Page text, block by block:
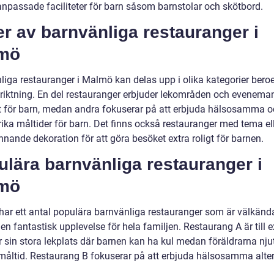
faciliteter för barn såsom barnstolar och skötbord.
av barnvänliga restauranger i
restauranger i Malmö kan delas upp i olika kategorier
En del restauranger erbjuder lekområden och
för barn, medan andra fokuserar på att erbjuda hälsosamma
måltider för barn. Det finns också restauranger med tema
dekoration för att göra besöket extra roligt för barnen.
barnvänliga restauranger i
ett antal populära barnvänliga restauranger som är
fantastisk upplevelse för hela familjen. Restaurang A är till
sin stora lekplats där barnen kan ha kul medan föräldrarna
Restaurang B fokuserar på att erbjuda hälsosamma